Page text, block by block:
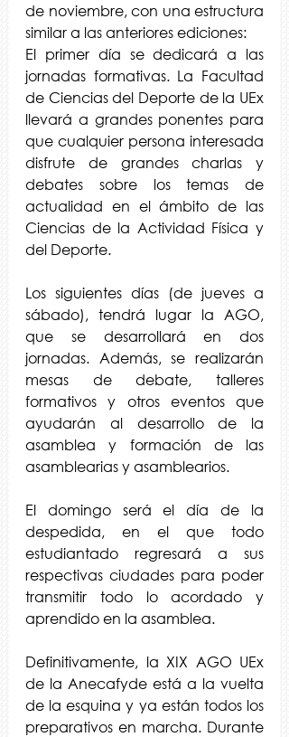
de noviembre, con una estructura
similar a las anteriores ediciones:
El primer día se dedicará a las
jornadas formativas. La Facultad
de Ciencias del Deporte de la UEx
llevará a grandes ponentes para
que cualquier persona interesada
disfrute de grandes charlas y
debates sobre los temas de
actualidad en el ámbito de las
Ciencias de la Actividad Física y
del Deporte.
Los siguientes días (de jueves a
sábado), tendrá lugar la AGO,
que se desarrollará en dos
jornadas. Además, se realizarán
mesas de debate, talleres
formativos y otros eventos que
ayudarán al desarrollo de la
asamblea y formación de las
asamblearias y asamblearios.
El domingo será el día de la
despedida, en el que todo
estudiantado regresará a sus
respectivas ciudades para poder
transmitir todo lo acordado y
aprendido en la asamblea.
Definitivamente, la XIX AGO UEx
de la Anecafyde está a la vuelta
de la esquina y ya están todos los
preparativos en marcha. Durante